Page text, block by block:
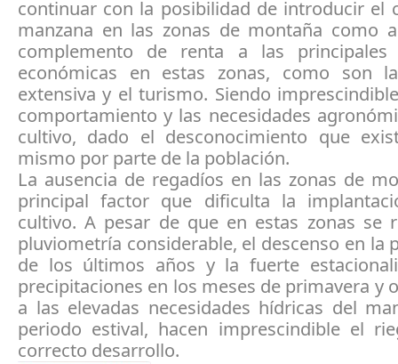
continuar con la posibilidad de introducir el
manzana en las zonas de montaña como
complemento de renta a las principales
económicas en estas zonas, como son
extensiva y el turismo. Siendo
comportamiento y las necesidades
cultivo, dado el desconocimiento que
mismo por parte de la población.
La ausencia de regadíos en las zonas de
principal factor que dificulta la
cultivo. A pesar de que en estas zonas se
pluviometría considerable, el descenso en la
de los últimos años y la fuerte
precipitaciones en los meses de primavera y
a las elevadas necesidades hídricas del
periodo estival, hacen imprescindible el
correcto desarrollo.